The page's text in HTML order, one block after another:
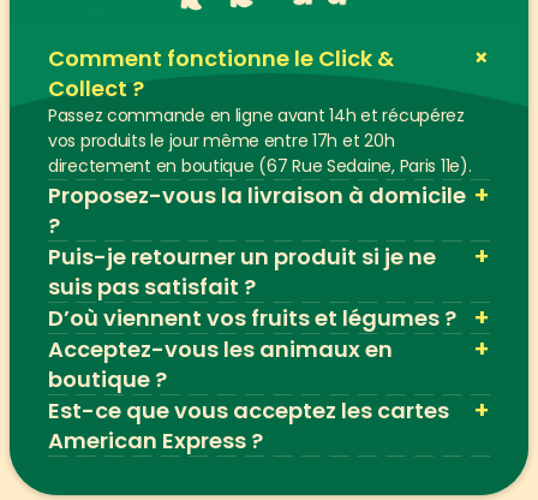
Comment fonctionne le Click &
Collect ?
+
Passez commande en ligne avant 14h et récupérez
vos produits le jour même entre 17h et 20h
directement en boutique (67 Rue Sedaine, Paris 11e).
Proposez-vous la livraison à domicile
?
+
Puis-je retourner un produit si je ne
suis pas satisfait ?
+
D’où viennent vos fruits et légumes ? +
Acceptez-vous les animaux en
boutique ?
+
Est-ce que vous acceptez les cartes
American Express ?
+